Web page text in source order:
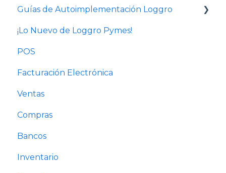
Guías de Autoimplementación Loggro
Plan Facturación Electrónica
Plan Básico y Estándar (sin contabilidad)
Solo Contabilidad
¡Lo Nuevo de Loggro Pymes!
POS
Facturación Electrónica
Ventas
Compras
Bancos
Inventario